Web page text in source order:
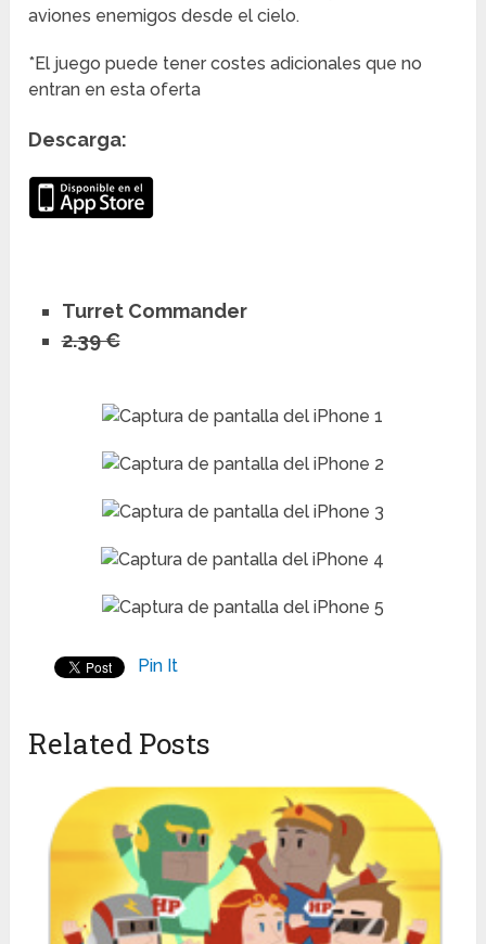
aviones enemigos desde el cielo.
*El juego puede tener costes adicionales que no
entran en esta oferta
Descarga:
Turret Commander
2.39 €
Pin It
Related Posts